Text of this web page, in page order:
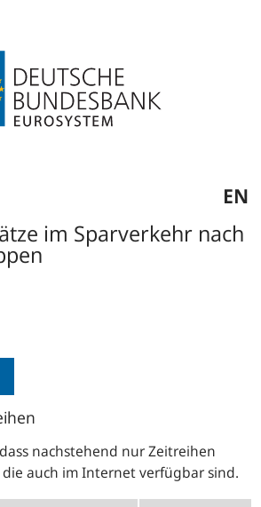
EN
im Sparverkehr nach
nachstehend nur Zeitreihen
auch im Internet verfügbar sind.